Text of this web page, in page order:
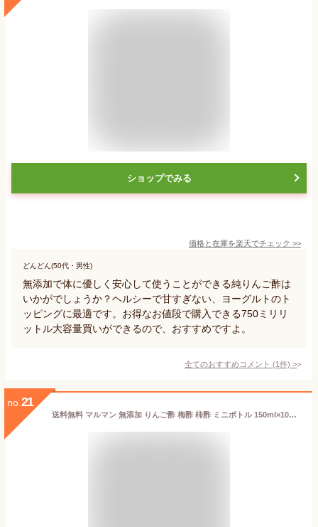
ショップでみる
価格と在庫を楽天でチェック >>
どんどん(50代・男性)
無添加で体に優しく安心して使うことができる純りんご酢は
いかがでしょうか？ヘルシーで甘すぎない、ヨーグルトのト
ッピングに最適です。お得なお値段で購入できる750ミリリ
ットル大容量買いができるので、おすすめですよ。
全てのおすすめコメント (1件) >
no. 21
送料無料 マルマン 無添加 りんご酢 梅酢 柿酢 ミニボトル 150ml×10本 ダイエット 飲むお酢 リンゴ酢 水 炭酸 野菜ジュース 調味料 料理 レシピ ドレッシング ヨーグルト 朝 グルメ 野菜 美容 クエン酸 疲労回復 ドリンク ピクルス 腸活 血圧 内臓脂肪 ベジタリアン 血糖値